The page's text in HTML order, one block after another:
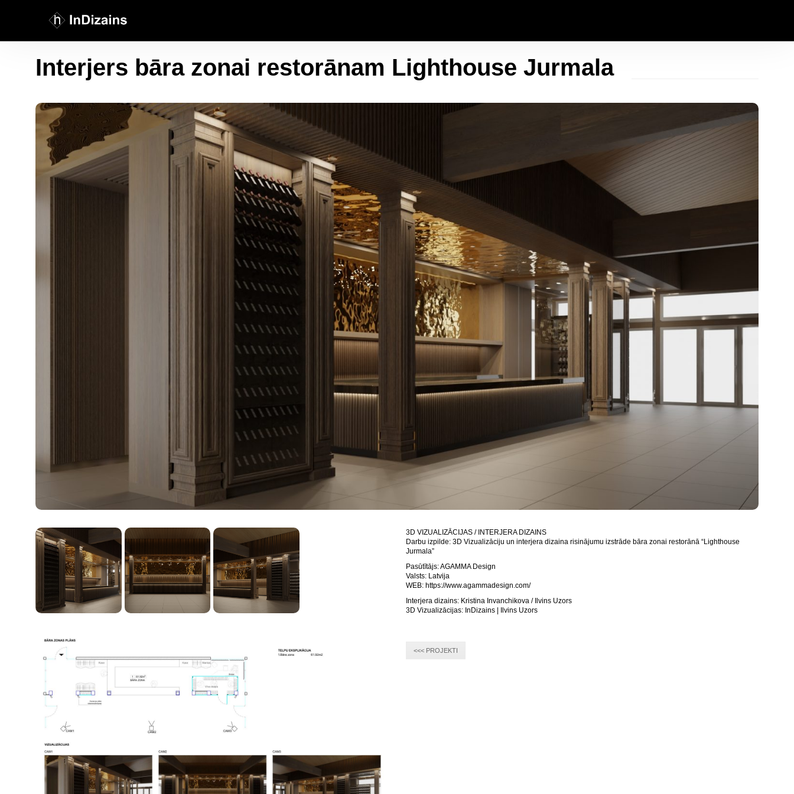
Interjers bāra zonai restorānam Lighthouse Jurmala
3D VIZUALIZĀCIJAS / INTERJERA DIZAINS
Darbu izpilde: 3D Vizualizāciju un interjera dizaina risinājumu izstrāde bāra zonai restorānā “Lighthouse
Jurmala”
Pasūtītājs: AGAMMA Design
Valsts: Latvija
WEB: https://www.agammadesign.com/
Interjera dizains: Kristina Invanchikova / Ilvins Uzors
3D Vizualizācijas: InDizains | Ilvins Uzors
<<< PROJEKTI